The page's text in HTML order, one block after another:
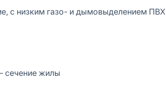
с низким газо- и дымовыделением ПВХ
сечение жилы